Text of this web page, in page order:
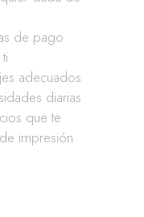
de pago
adecuados
diarias
que te
impresión